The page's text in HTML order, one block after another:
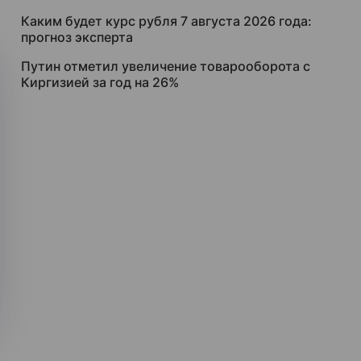
Каким будет курс рубля 7 августа 2026 года:
прогноз эксперта
Путин отметил увеличение товарооборота с
Киргизией за год на 26%